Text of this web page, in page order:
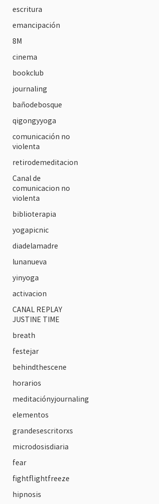
escritura
emancipación
8M
cinema
bookclub
journaling
bañodebosque
qigongyyoga
comunicación no
violenta
retirodemeditacion
Canal de
comunicacion no
violenta
biblioterapia
yogapicnic
diadelamadre
lunanueva
yinyoga
activacion
CANAL REPLAY
JUSTINE TIME
breath
festejar
behindthescene
horarios
meditaciónyjournaling
elementos
grandesescritorxs
microdosisdiaria
fear
fightflightfreeze
hipnosis